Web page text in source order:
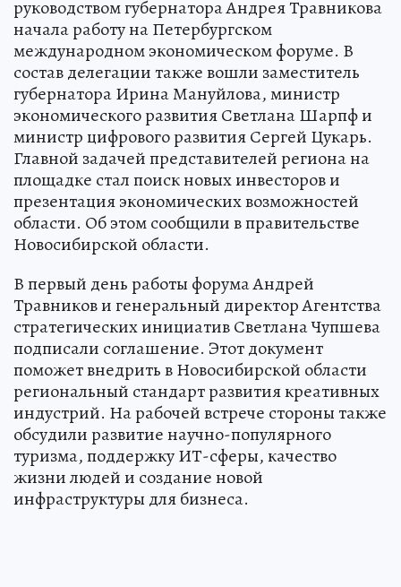
руководством губернатора Андрея Травникова
начала работу на Петербургском
международном экономическом форуме. В
состав делегации также вошли заместитель
губернатора Ирина Мануйлова, министр
экономического развития Светлана Шарпф и
министр цифрового развития Сергей Цукарь.
Главной задачей представителей региона на
площадке стал поиск новых инвесторов и
презентация экономических возможностей
области. Об этом сообщили в правительстве
Новосибирской области.
В первый день работы форума Андрей
Травников и генеральный директор Агентства
стратегических инициатив Светлана Чупшева
подписали соглашение. Этот документ
поможет внедрить в Новосибирской области
региональный стандарт развития креативных
индустрий. На рабочей встрече стороны также
обсудили развитие научно-популярного
туризма, поддержку ИТ-сферы, качество
жизни людей и создание новой
инфраструктуры для бизнеса.